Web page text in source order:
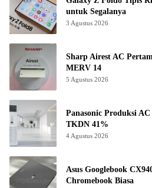
untuk Segalanya
3 Agustus 2026
Sharp Airest AC
MERV 14
5 Agustus 2026
Panasonic Produksi
TKDN 41%
4 Agustus 2026
Asus Googlebook
Chromebook Biasa